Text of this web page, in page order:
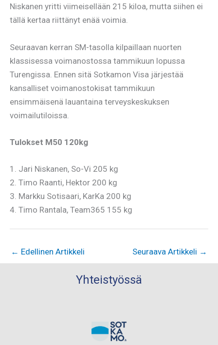
Niskanen yritti viimeisellään 215 kiloa, mutta siihen ei
tällä kertaa riittänyt enää voimia.
Seuraavan kerran SM-tasolla kilpaillaan nuorten
klassisessa voimanostossa tammikuun lopussa
Turengissa. Ennen sitä Sotkamon Visa järjestää
kansalliset voimanostokisat tammikuun
ensimmäisenä lauantaina terveyskeskuksen
voimailutiloissa.
Tulokset M50 120kg
1. Jari Niskanen, So-Vi 205 kg
2. Timo Raanti, Hektor 200 kg
3. Markku Sotisaari, KarKa 200 kg
4. Timo Rantala, Team365 155 kg
← Edellinen Artikkeli Seuraava Artikkeli →
Yhteistyössä